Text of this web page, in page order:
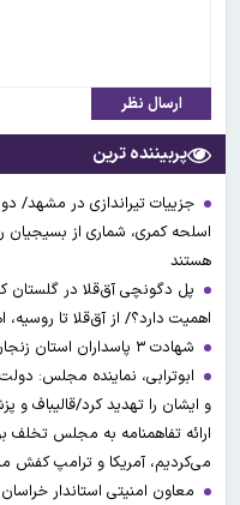
ارسال نظر
پربیننده ترین
جزییات تیراندازی در مشهد/
اسلحه کمری، شماری از بسیجیان
هستند
پل دگونچی آق‌قلا در گلستان
اهمیت دارد؟/ از آق‌قلا تا
شهادت ۳ ‌پاسداران استان زنجان در حمله موشکی آمریکا
و ایشان را تهدید کرد/قالیباف و
ارائه تفاهمنامه به مجلس تخلف
می‌کردیم، آمریکا و ترامپ کفش
معاون امنیتی استاندار